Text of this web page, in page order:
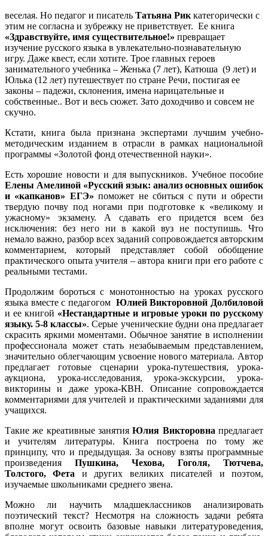
веселая. Но педагог и писатель Татьяна Рик категорически с
этим не согласна и зубрежку не приветствует. Ее книга
«Здравствуйте, имя существительное!» превращает
изучение русского языка в увлекательно-познавательную
игру. Даже квест, если хотите. Трое главных героев
занимательного учебника – Женька (7 лет), Катюша (9 лет) и
Юлька (12 лет) путешествует по стране Речи, постигая ее
законы – падежи, склонения, имена нарицательные и
собственные.. Вот и весь сюжет. Зато доходчиво и совсем не
скучно.
Кстати, книга была признана экспертами лучшим учебно-
методическим изданием в отрасли в рамках национальной
программы «Золотой фонд отечественной науки».
Есть хорошие новости и для выпускников. Учебное пособие
Елены Амелиной «Русский язык: анализ основных ошибок
и «капканов» ЕГЭ» поможет не сбиться с пути и обрести
твердую почву под ногами при подготовке к «великому и
ужасному» экзамену. А сдавать его придется всем без
исключения: без него ни в какой вуз не поступишь. Что
немало важно, разбор всех заданий сопровождается авторским
комментарием, который представляет собой обобщение
практического опыта учителя – автора книги при его работе с
реальными тестами.
Продолжим бороться с монотонностью на уроках русского
языка вместе с педагогом Юлией Викторовной Долбиловой
и ее книгой «Нестандартные и игровые уроки по русскому
языку. 5-8 классы». Серые ученические будни она предлагает
скрасить яркими моментами. Обычное занятие в исполнении
профессионала может стать незабываемым представлением,
значительно облегчающим усвоение нового материала. Автор
предлагает готовые сценарии урока-путешествия, урока-
аукциона, урока-исследования, урока-экскурсии, урока-
викторины и даже урока-КВН. Описание сопровождается
комментариями для учителей и практическими заданиями для
учащихся.
Такие же креативные занятияЮлия Викторовна предлагает
и учителям литературы. Книга построена по тому же
принципу, что и предыдущая. За основу взяты программные
произведения Пушкина, Чехова, Гоголя, Тютчева,
Толстого, Фета и других великих писателей и поэтом,
изучаемые школьниками среднего звена.
Можно ли научить младшеклассников анализировать
поэтический текст? Несмотря на сложность задачи ребята
вполне могут освоить базовые навыки литературоведения,